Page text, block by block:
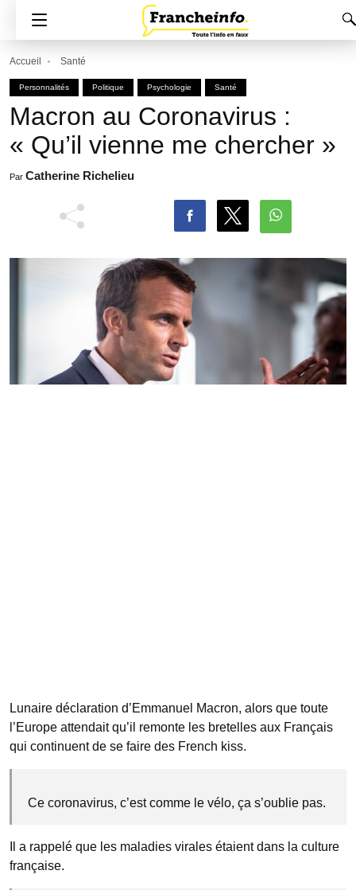
Accueil Santé
Personnalités Politique Psychologie Santé
Macron au Coronavirus :
« Qu’il vienne me chercher »
Par Catherine Richelieu
Lunaire déclaration d’Emmanuel Macron, alors que toute
l’Europe attendait qu’il remonte les bretelles aux Français
qui continuent de se faire des French kiss.
Ce coronavirus, c’est comme le vélo, ça s’oublie pas.
Il a rappelé que les maladies virales étaient dans la culture
française.